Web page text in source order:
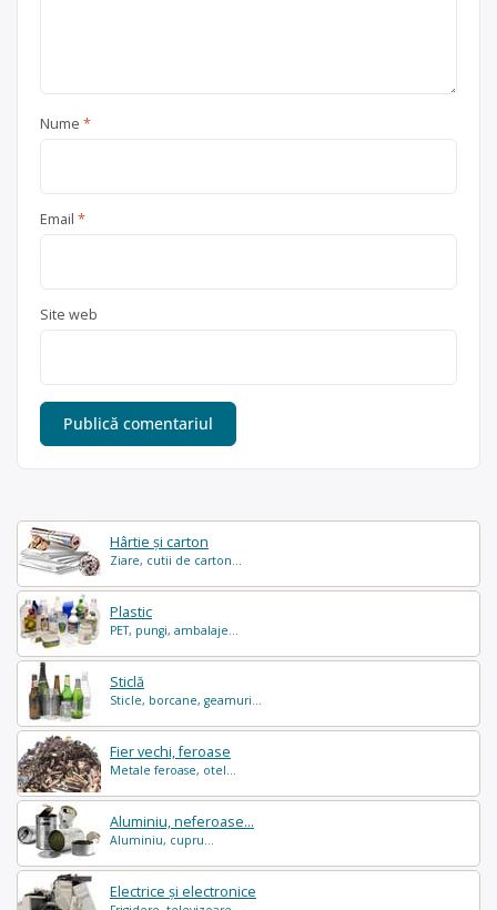
Hârtie și carton
Ziare, cutii de carton...
Plastic
PET, pungi, ambalaje...
Sticlă
Sticle, borcane, geamuri...
Fier vechi, feroase
Metale feroase, otel...
Aluminiu, neferoase...
Aluminiu, cupru...
Electrice și electronice
Nume *
Email *
Site web